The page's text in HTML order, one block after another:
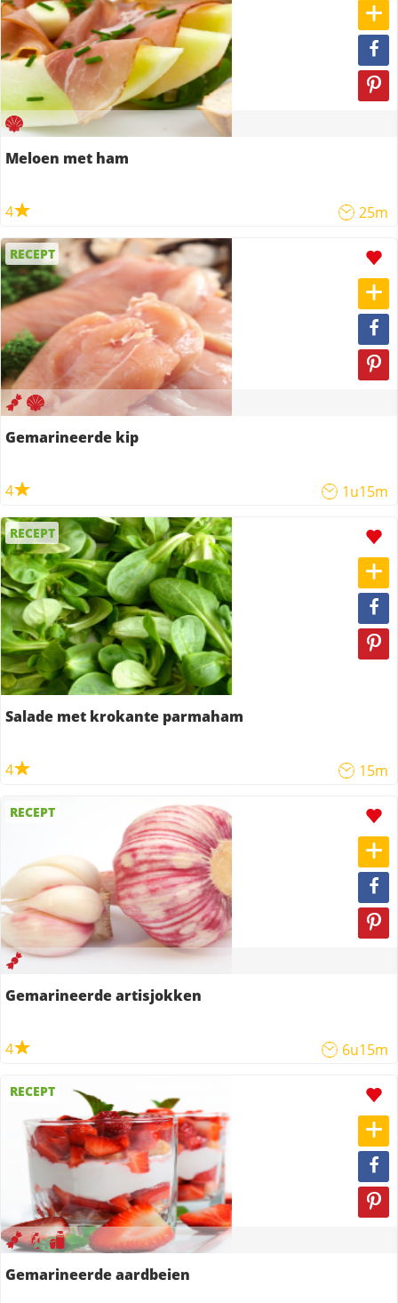
Meloen met ham
4 25m
RECEPT
Gemarineerde kip
4 1u15m
RECEPT
Salade met krokante parmaham
4 15m
RECEPT
Gemarineerde artisjokken
4 6u15m
RECEPT
Gemarineerde aardbeien